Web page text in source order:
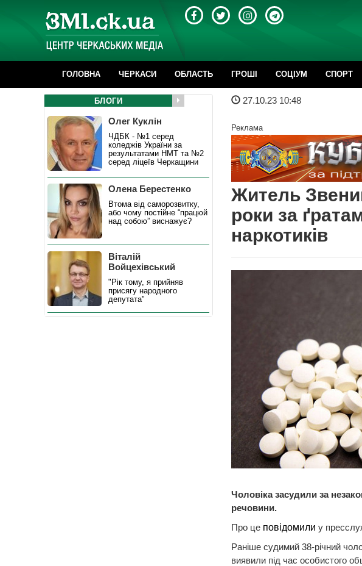
ГОЛОВНА ЧЕРКАСИ ОБЛАСТЬ ГРОШІ CОЦІУМ СПОРТ
27.10.23 10:48
Реклама
Житель
роки за
наркотиків
Чоловіка засудили за
речовини.
Про це повідомили у
Раніше судимий 38-річний
виявили під час особистого
БЛОГИ
Олег Куклін
ЧДБК - №1 серед
коледжів України за
результатами НМТ та №2
серед ліцеїв Черкащини
Олена Берестенко
Втома від саморозвитку,
або чому постійне “працюй
над собою” виснажує?
Віталій
Войцехівський
"Рік тому, я прийняв
присягу народного
депутата"